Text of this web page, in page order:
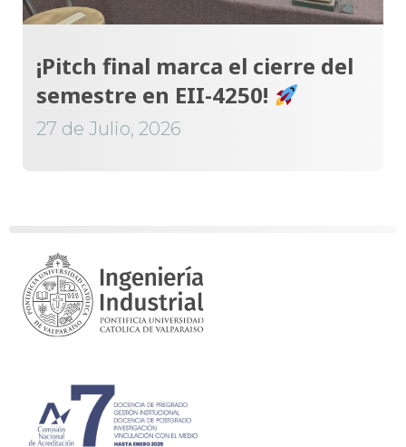
¡Pitch final marca el cierre del
semestre en EII-4250!
27 de Julio, 2026